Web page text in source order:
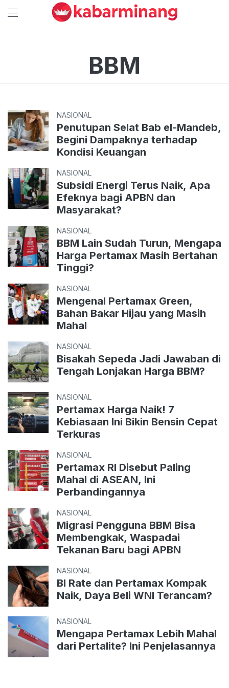
BBM
NASIONAL
Penutupan Selat Bab el-Mandeb,
Begini Dampaknya terhadap
Kondisi Keuangan
NASIONAL
Subsidi Energi Terus Naik, Apa
Efeknya bagi APBN dan
Masyarakat?
NASIONAL
BBM Lain Sudah Turun, Mengapa
Harga Pertamax Masih Bertahan
Tinggi?
NASIONAL
Mengenal Pertamax Green,
Bahan Bakar Hijau yang Masih
Mahal
NASIONAL
Bisakah Sepeda Jadi Jawaban di
Tengah Lonjakan Harga BBM?
NASIONAL
Pertamax Harga Naik! 7
Kebiasaan Ini Bikin Bensin Cepat
Terkuras
NASIONAL
Pertamax RI Disebut Paling
Mahal di ASEAN, Ini
Perbandingannya
NASIONAL
Migrasi Pengguna BBM Bisa
Membengkak, Waspadai
Tekanan Baru bagi APBN
NASIONAL
BI Rate dan Pertamax Kompak
Naik, Daya Beli WNI Terancam?
NASIONAL
Mengapa Pertamax Lebih Mahal
dari Pertalite? Ini Penjelasannya